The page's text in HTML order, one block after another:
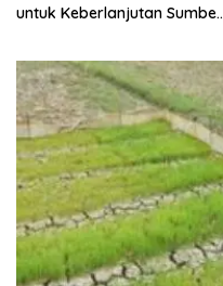
untuk Keberlanjutan Sumber